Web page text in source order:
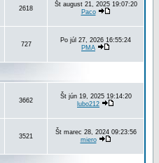
2618
Št august 21, 2025 19:07:20
Paco
727
Po júl 27, 2026 16:55:24
PMA
3662
Št jún 19, 2025 19:14:20
lubo212
3521
Št marec 28, 2024 09:23:56
miero